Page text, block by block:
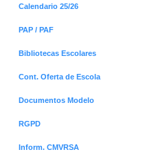
Calendario 25/26
PAP / PAF
Bibliotecas Escolares
Cont. Oferta de Escola
Documentos Modelo
RGPD
Inform. CMVRSA